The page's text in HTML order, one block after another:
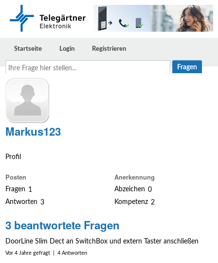
Ihre
Frage
stellen...
Startseite Login Registrieren
Markus123
Profil
Posten
Fragen 1
Antworten 3
Anerkennung
Abzeichen 0
Kompetenz 2
3 beantwortete Fragen
DoorLine Slim Dect an SwitchBox und extern Taster anschließen
Vor 4 Jahre gefragt | 4 Antworten